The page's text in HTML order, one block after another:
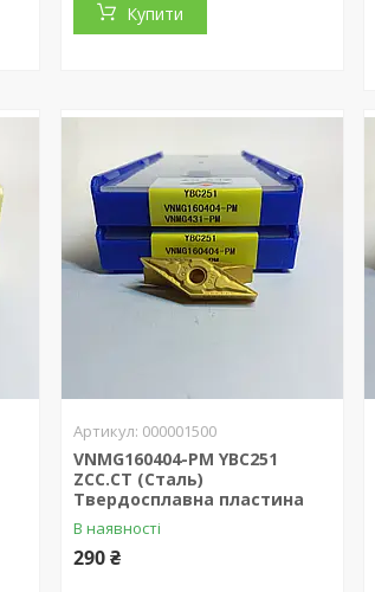
Купити
000001500
VNMG160404-PM YBC251
ZCC.CT (Сталь)
Твердосплавна пластина
В наявності
290 ₴